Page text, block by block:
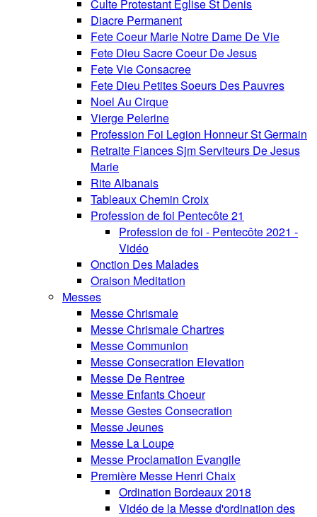
Culte Protestant Eglise St Denis
Diacre Permanent
Fete Coeur Marie Notre Dame De Vie
Fete Dieu Sacre Coeur De Jesus
Fete Vie Consacree
Fete Dieu Petites Soeurs Des Pauvres
Noel Au Cirque
Vierge Pelerine
Profession Foi Legion Honneur St Germain
Retraite Fiances Sjm Serviteurs De Jesus
Marie
Rite Albanais
Tableaux Chemin Croix
Profession de foi Pentecôte 21
Profession de foi - Pentecôte 2021 -
Vidéo
Onction Des Malades
Oraison Meditation
Messes
Messe Chrismale
Messe Chrismale Chartres
Messe Communion
Messe Consecration Elevation
Messe De Rentree
Messe Enfants Choeur
Messe Gestes Consecration
Messe Jeunes
Messe La Loupe
Messe Proclamation Evangile
Première Messe Henri Chaix
Ordination Bordeaux 2018
Vidéo de la Messe d'ordination des